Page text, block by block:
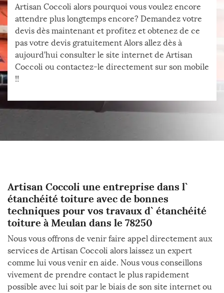
Artisan Coccoli alors pourquoi vous voulez encore
attendre plus longtemps encore? Demandez votre
devis dès maintenant et profitez et obtenez de ce
pas votre devis gratuitement Alors allez dès à
aujourd’hui consulter le site internet de Artisan
Coccoli ou contactez-le directement sur son mobile
!!
Artisan Coccoli une entreprise dans l`
étanchéité toiture avec de bonnes
techniques pour vos travaux d` étanchéité
toiture à Meulan dans le 78250
Nous vous offrons de venir faire appel directement aux
services de Artisan Coccoli alors laissez un expert
comme lui vous venir en aide. Nous vous conseillons
vivement de prendre contact le plus rapidement
possible avec lui soit par le biais de son site internet ou